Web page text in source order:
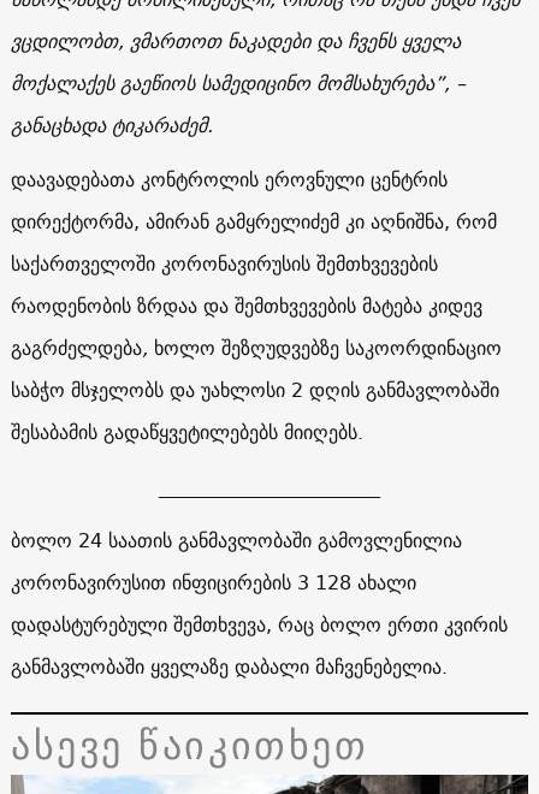
ვცდილობთ, ვმართოთ ნაკადები და ჩვენს ყველა
მოქალაქეს გაეწიოს სამედიცინო მომსახურება”, –
განაცხადა ტიკარაძემ.
დაავადებათა კონტროლის ეროვნული ცენტრის
დირექტორმა, ამირან გამყრელიძემ კი აღნიშნა, რომ
საქართველოში კორონავირუსის შემთხვევების
რაოდენობის ზრდაა და შემთხვევების მატება კიდევ
გაგრძელდება, ხოლო შეზღუდვებზე საკოორდინაციო
საბჭო მსჯელობს და უახლოსი 2 დღის განმავლობაში
შესაბამის გადაწყვეტილებებს მიიღებს.
ბოლო 24 საათის განმავლობაში გამოვლენილია
კორონავირუსით ინფიცირების 3 128 ახალი
დადასტურებული შემთხვევა, რაც ბოლო ერთი კვირის
განმავლობაში ყველაზე დაბალი მაჩვენებელია.
ასევე წაიკითხეთ